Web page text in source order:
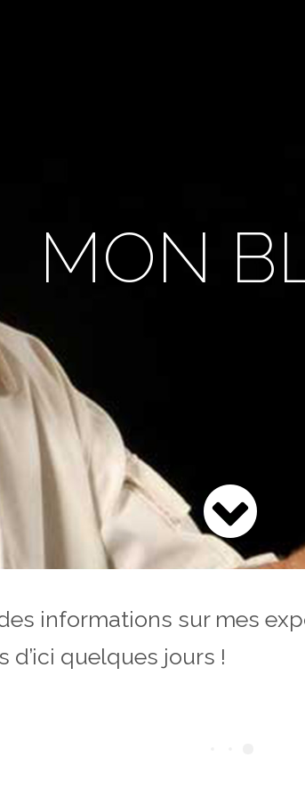
MON
informations sur mes
quelques jours !